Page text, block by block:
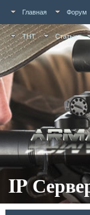
Главная Форум
ТНТ Статьи
IP